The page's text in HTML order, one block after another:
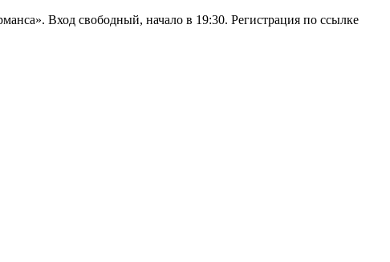
Вход свободный, начало в 19:30. Регистрация по ссылке